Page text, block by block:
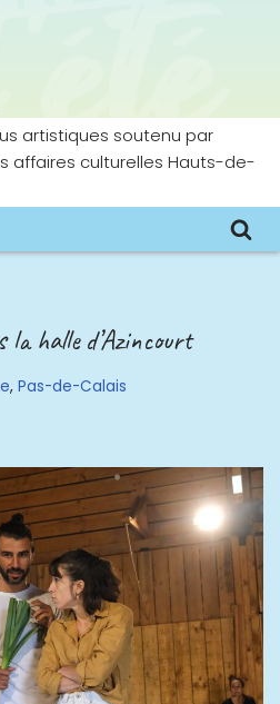
artistiques soutenu par
affaires culturelles Hauts-de-
la halle d’Azincourt
, Pas-de-Calais